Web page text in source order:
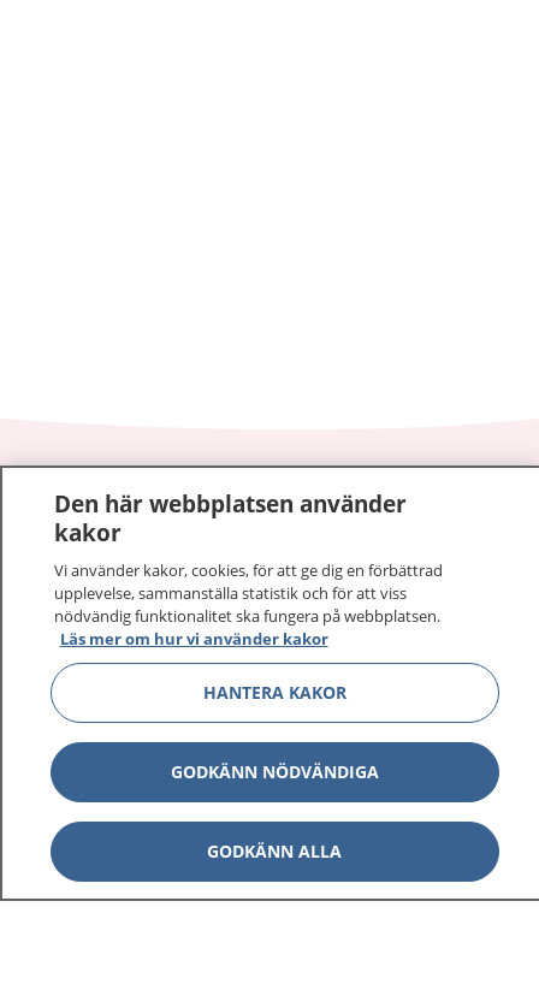
På 1177.se får du råd om hälsa och information om
sjukdomar och vilka mottagningar du kan kontakta.
Logga in för att läsa din journal och göra dina
vårdärenden. Ring telefonnummer 1177 för
sjukvårdsrådgivning dygnet runt.
1177 ger dig råd när du vill må bättre.
1177 på flera språk Visa
Visa
Den här webbplatsen använder
kakor
Vi använder kakor, cookies, för att ge dig en förbättrad
upplevelse, sammanställa statistik och för att viss
nödvändig funktionalitet ska fungera på webbplatsen.
Läs mer om hur vi använder kakor
HANTERA KAKOR
GODKÄNN NÖDVÄNDIGA
GODKÄNN ALLA